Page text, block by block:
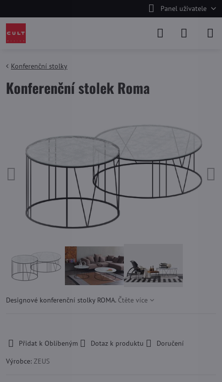
Panel uživatele
Konferenční stolky
Konferenční stolek Roma
Designové konferenční stolky ROMA. Čtěte více
Přidat k Oblíbeným
Dotaz k produktu
Doručení
Výrobce: ZEUS